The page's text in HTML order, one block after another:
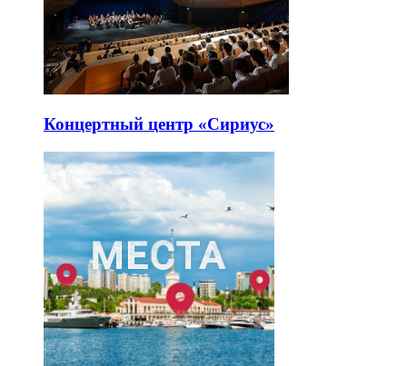
Концертный центр «Сириус»